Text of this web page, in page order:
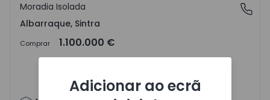
Albarraque, Sintra
Moradia Isolada
Albarraque, Sintra
Comprar 1.100.000 €
Adicionar ao ecrã